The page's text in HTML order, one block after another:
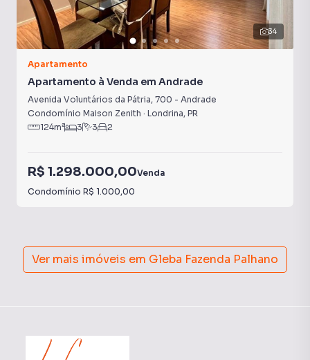
34
Apartamento
Apartamento à Venda em Andrade
Avenida Voluntários da Pátria, 700 - Andrade
Condomínio Maison Zenith · Londrina, PR
124m² 3 3 2
R$ 1.298.000,00Venda
Condomínio R$ 1.000,00
Ver mais imóveis em Gleba Fazenda Palhano